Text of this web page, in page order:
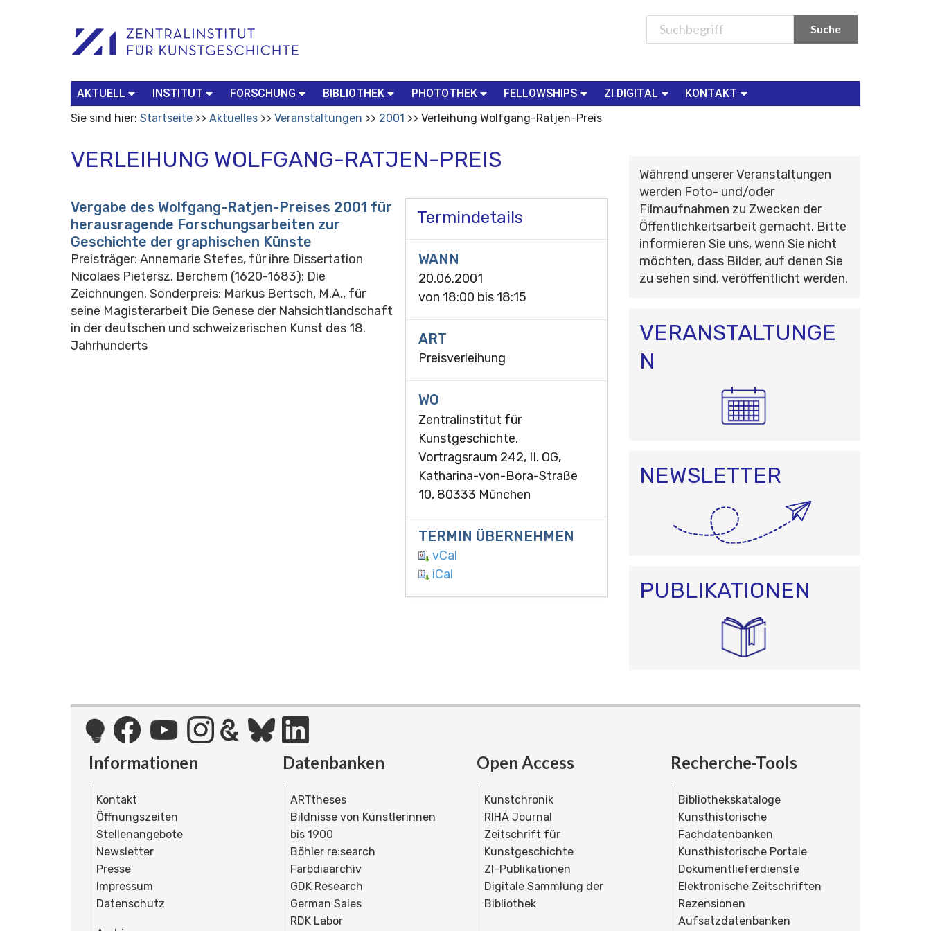
Werkzeuge
Search…
AKTUELL INSTITUT FORSCHUNG BIBLIOTHEK PHOTOTHEK FELLOWSHIPS ZI DIGITAL
KONTAKT
Sie sind hier: Startseite Aktuelles Veranstaltungen 2001 Verleihung Wolfgang-Ratjen-Preis
VERLEIHUNG WOLFGANG-RATJEN-PREIS
Termindetails
WANN
20.06.2001
von 18:00 bis 18:15
ART
Preisverleihung
WO
Zentralinstitut für
Kunstgeschichte,
Vortragsraum 242, II. OG,
Katharina-von-Bora-Straße
10, 80333 München
TERMIN ÜBERNEHMEN
vCal
iCal
Vergabe des Wolfgang-Ratjen-Preises 2001 für
herausragende Forschungsarbeiten zur
Geschichte der graphischen Künste
Preisträger: Annemarie Stefes, für ihre Dissertation
Nicolaes Pietersz. Berchem (1620-1683): Die
Zeichnungen. Sonderpreis: Markus Bertsch, M.A., für
seine Magisterarbeit Die Genese der Nahsichtlandschaft
in der deutschen und schweizerischen Kunst des 18.
Jahrhunderts
Während unserer Veranstaltungen
werden Foto- und/oder
Filmaufnahmen zu Zwecken der
Öffentlichkeitsarbeit gemacht. Bitte
informieren Sie uns, wenn Sie nicht
möchten, dass Bilder, auf denen Sie
zu sehen sind, veröffentlicht werden.
VERANSTALTUNGE
N
NEWSLETTER
PUBLIKATIONEN
Informationen
Kontakt
Öffnungszeiten
Stellenangebote
Newsletter
Presse
Impressum
Datenschutz
Datenbanken
ARTtheses
Bildnisse von Künstlerinnen
bis 1900
Böhler re:search
Farbdiaarchiv
GDK Research
German Sales
RDK Labor
Open Access
Kunstchronik
RIHA Journal
Zeitschrift für
Kunstgeschichte
ZI-Publikationen
Digitale Sammlung der
Bibliothek
Recherche-Tools
Bibliothekskataloge
Kunsthistorische
Fachdatenbanken
Kunsthistorische Portale
Dokumentlieferdienste
Elektronische Zeitschriften
Rezensionen
Aufsatzdatenbanken